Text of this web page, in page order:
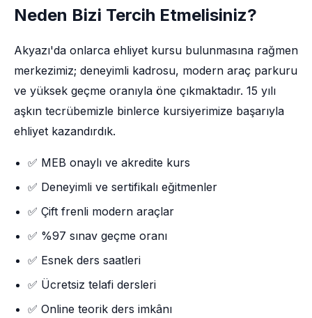
Neden Bizi Tercih Etmelisiniz?
Akyazı'da onlarca ehliyet kursu bulunmasına rağmen
merkezimiz; deneyimli kadrosu, modern araç parkuru
ve yüksek geçme oranıyla öne çıkmaktadır. 15 yılı
aşkın tecrübemizle binlerce kursiyerimize başarıyla
ehliyet kazandırdık.
✅ MEB onaylı ve akredite kurs
✅ Deneyimli ve sertifikalı eğitmenler
✅ Çift frenli modern araçlar
✅ %97 sınav geçme oranı
✅ Esnek ders saatleri
✅ Ücretsiz telafi dersleri
✅ Online teorik ders imkânı